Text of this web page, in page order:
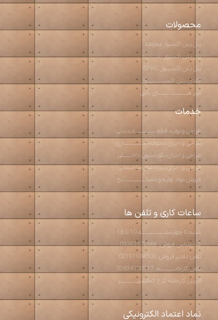
محصولات
پنل بتن اکسپوز محوطه
پنل بتن اکسپوز نمـــــــــا
پنل بتن اکسپــوز GFRC
گلدان بتن اکسپـــــــــــوز
میز هــــــــــــــــــــای بتنی
خدمات
طراحی و تولید قطعـــــــــــــــات بتنی
طراحی و اجرای محوطه ســـــــــــــازی
طراحی و اجرای دکوراسیون داخــــــلی
طراحی و اجرای پروژه های ساختمانی
فروش مواد اولیه و مصالـــــــــــــــــح
ساعات کاری و تلفن ها
شنبه تا چهارشنبـــــــــــــــه 10 تا 16
کــارشناس فروش: 09383572668
تلفن دفتـر فروش: 02191034500
تلفن کارخانــــــــــه: 02634700117
آدرس کارخانه: کرج کمالشهــــــــــــر
نماد اعتماد الکترونیکی